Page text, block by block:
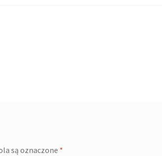
są oznaczone *